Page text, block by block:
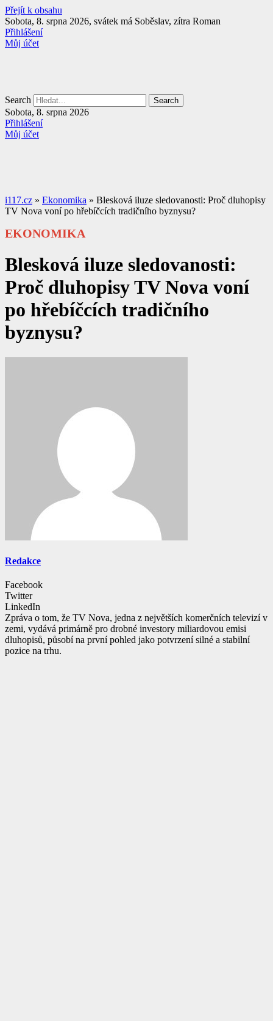
Přejít k obsahu
Sobota, 8. srpna 2026, svátek má Soběslav, zítra Roman
Přihlášení
Můj účet
Search Search
Sobota, 8. srpna 2026
Přihlášení
Můj účet
i117.cz » Ekonomika » Blesková iluze sledovanosti: Proč dluhopisy
TV Nova voní po hřebíčcích tradičního byznysu?
EKONOMIKA
Blesková iluze sledovanosti:
Proč dluhopisy TV Nova voní
po hřebíčcích tradičního
byznysu?
Redakce
Facebook
Twitter
LinkedIn
Zpráva o tom, že TV Nova, jedna z největších komerčních televizí v
zemi, vydává primárně pro drobné investory miliardovou emisi
dluhopisů, působí na první pohled jako potvrzení silné a stabilní
pozice na trhu.